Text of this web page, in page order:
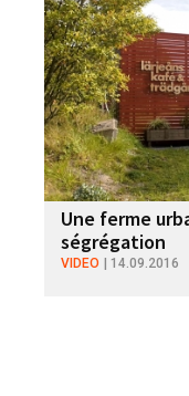
Une ferme
ségrégation
VIDEO 14.09.2016